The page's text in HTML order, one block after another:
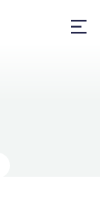
메